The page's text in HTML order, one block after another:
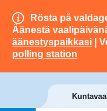
Rösta på
Äänestä
äänestyspaikkasi |
polling station